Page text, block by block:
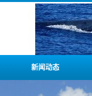
新闻动态